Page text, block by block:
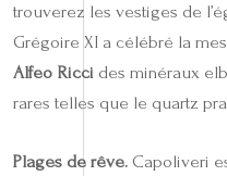
trouverez les vestiges de
Grégoire XI a célébré la
Alfeo Ricci des minéraux
rares telles que le quartz
Plages de rêve. Capoliveri